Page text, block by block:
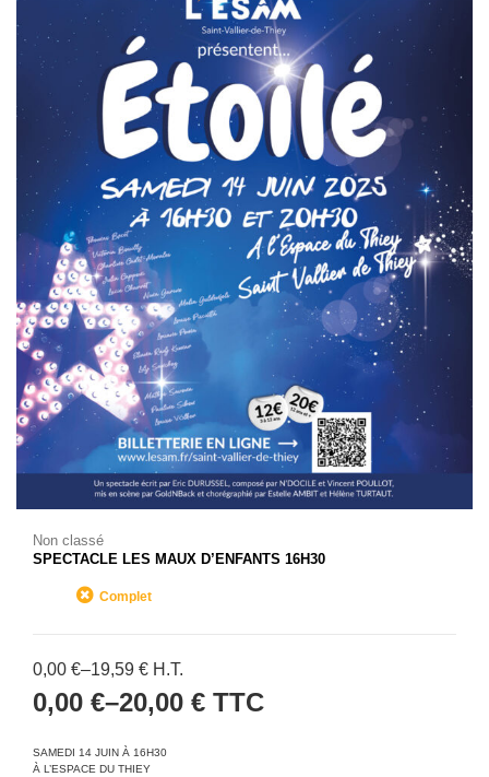
Non classé
SPECTACLE LES MAUX D’ENFANTS 16H30
Complet
0,00 €–19,59 € H.T.
0,00 €–20,00 € TTC
SAMEDI 14 JUIN À 16H30
À L’ESPACE DU THIEY